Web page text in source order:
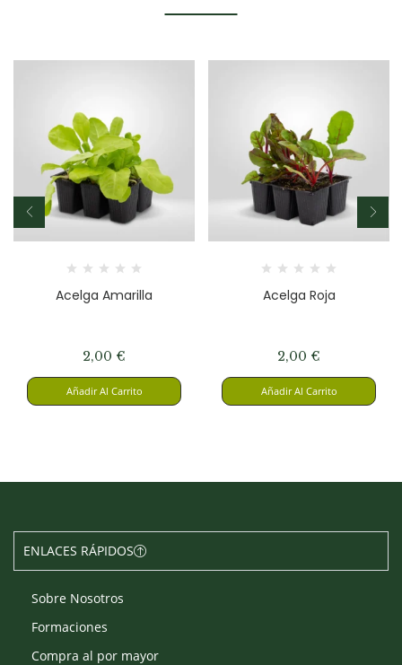
Acelga Amarilla
2,00 €
Añadir Al Carrito
Acelga Roja
2,00 €
Añadir Al Carrito
ENLACES RÁPIDOS
Sobre Nosotros
Formaciones
Compra al por mayor